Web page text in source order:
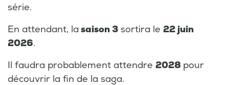
série.
En attendant, la saison 3 sortira le 22 juin
2026.
Il faudra probablement attendre 2028 pour
découvrir la fin de la saga.